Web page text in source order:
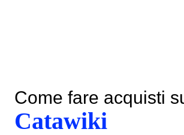
Come fare acquisti
Catawiki